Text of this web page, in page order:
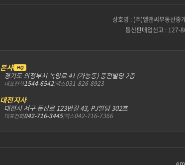
상호명 : (주)엘앤씨부동산중
통신판매업신고 : 127-
본사 HQ
경기도 의정부시 녹양로 41 (가능동) 풍전빌딩 2층
대표전화1544-6542|팩스031-826-8923
대전지사
대전시 서구 둔산로 123번길 43, PJ빌딩 302호
대표전화042-716-3445|팩스042-716-7366